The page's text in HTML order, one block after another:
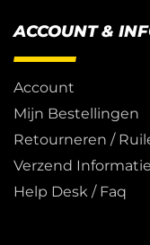
ACCOUNT &
Account
Mijn Bestellingen
Retourneren /
Verzend Informatie
Help Desk / Faq